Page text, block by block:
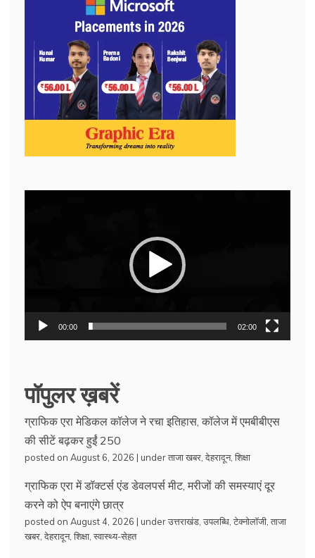
00:00 02:00
पॉपुलर ख़बरें
ग्राफिक एरा मेडिकल कॉलेज ने रचा इतिहास, कॉलेज में एमबीबीएस
की सीटें बढ़कर हुईं 250
posted on August 6, 2026 | underताजा खबर देहरादून, शिक्षा
ग्राफिक एरा में डॉक्टर्स एंड डेवलपर्स मीट, मरीजों की समस्याएं दूर
करने को ऐप बनाएंगे छात्र
posted on August 4, 2026 | underउत्तराखंड उपलब्धि टेक्नोलॉजी ताजा
खबर देहरादून, शिक्षा स्वास्थ्य-सेहत